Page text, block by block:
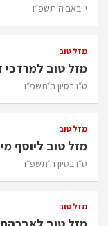
י׳ באב ה׳תשפ״ו
מזל טוב
מזל טוב למרדכי
ט״ו בסיון ה׳תשפ״ו
מזל טוב
מזל טוב ליוסף
ט״ו בסיון ה׳תשפ״ו
מזל טוב